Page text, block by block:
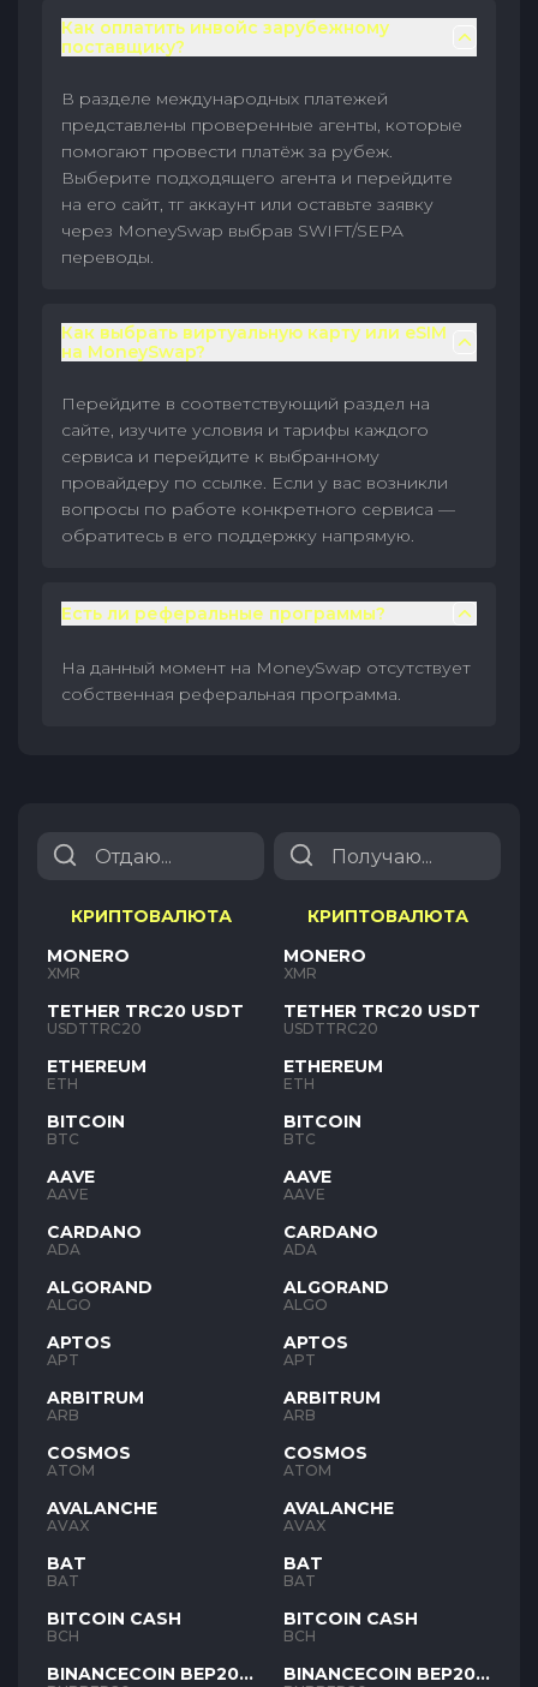
Как оплатить инвойс зарубежному
поставщику?
В разделе международных платежей
представлены проверенные агенты, которые
помогают провести платёж за рубеж.
Выберите подходящего агента и перейдите
на его сайт, тг аккаунт или оставьте заявку
через MoneySwap выбрав SWIFT/SEPA
переводы.
Как выбрать виртуальную карту или eSIM
на MoneySwap?
Перейдите в соответствующий раздел на
сайте, изучите условия и тарифы каждого
сервиса и перейдите к выбранному
провайдеру по ссылке. Если у вас возникли
вопросы по работе конкретного сервиса —
обратитесь в его поддержку напрямую.
Есть ли реферальные программы?
На данный момент на MoneySwap отсутствует
собственная реферальная программа.
КРИПТОВАЛЮТА
MONERO
XMR
TETHER TRC20 USDT
USDTTRC20
ETHEREUM
ETH
BITCOIN
BTC
AAVE
AAVE
CARDANO
ADA
ALGORAND
ALGO
APTOS
APT
ARBITRUM
ARB
COSMOS
ATOM
AVALANCHE
AVAX
BAT
BAT
BITCOIN CASH
BCH
BINANCECOIN BEP20
КРИПТОВАЛЮТА
MONERO
XMR
TETHER TRC20 USDT
USDTTRC20
ETHEREUM
ETH
BITCOIN
BTC
AAVE
AAVE
CARDANO
ADA
ALGORAND
ALGO
APTOS
APT
ARBITRUM
ARB
COSMOS
ATOM
AVALANCHE
AVAX
BAT
BAT
BITCOIN CASH
BCH
BINANCECOIN BEP20